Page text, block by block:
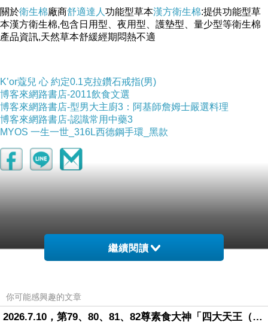
關於衛生棉廠商舒適達人 功能型草本漢方衛生棉:提供功能型草
本漢方衛生棉,包含日用型、夜用型、護墊型、量少型等衛生棉
產品資訊,天然草本舒緩經期悶熱不適
K’or蔻兒 心 約定0.1克拉鑽石戒指(男)
博客來網路書店-2011飲食文選
博客來網路書店-型男大主廚3：阿基師詹姆士嚴選料理
博客來網路書店-認識常用中藥3
MYOS 一生一世_316L西德鋼手環_黑款
繼續閱讀
你可能感興趣的文章
2026.7.10，第79、80、81、82尊素食大神「四大天王（護界）」降臨寶島台灣（6）